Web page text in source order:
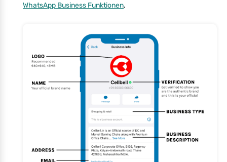
WhatsApp Business Funktionen.